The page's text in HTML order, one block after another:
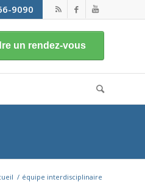
9090
/ équipe interdisciplinaire